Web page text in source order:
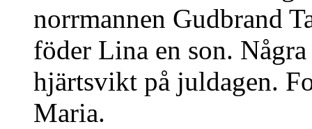
norrmannen Gudbrand
föder Lina en son.
hjärtsvikt på juldagen.
Maria.